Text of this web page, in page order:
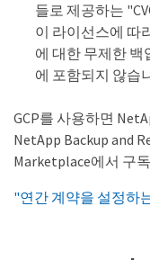
들로 제공하는
이 라이선스에 따
에 대한 무제한
에 포함되지 않습
GCP를 사용하면
NetApp Backup and
Marketplace에서 구
"연간 계약을 설정하